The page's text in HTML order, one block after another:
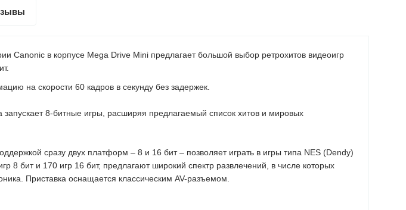
Canonic в корпусе Mega Drive Mini предлагает большой выбор ретрохитов видеоигр
на скорости 60 кадров в секунду без задержек.
8-битные игры, расширяя предлагаемый список хитов и мировых
сразу двух платформ – 8 и 16 бит – позволяет играть в игры типа NES (Dendy)
8 бит и 170 игр 16 бит, предлагают широкий спектр развлечений, в числе которых
Приставка оснащается классическим AV-разъемом.